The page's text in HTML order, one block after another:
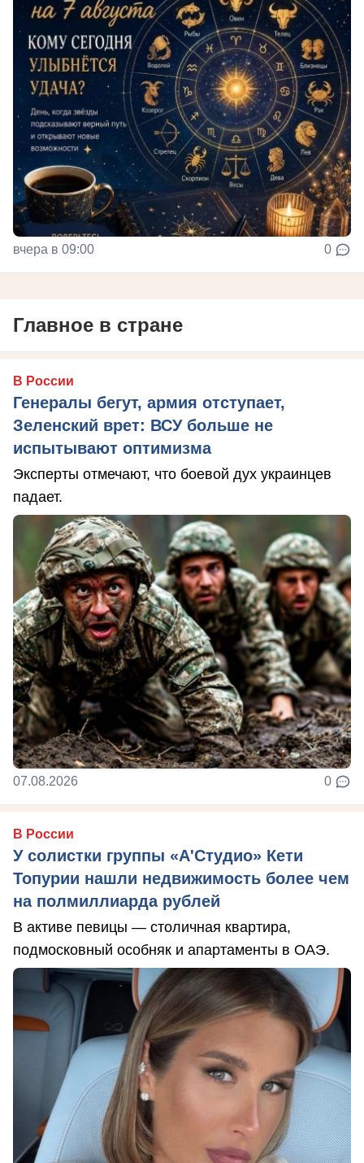
вчера в 09:00 0
Главное в стране
В России
Генералы бегут, армия отступает,
Зеленский врет: ВСУ больше не
испытывают оптимизма
Эксперты отмечают, что боевой дух украинцев
падает.
07.08.2026 0
В России
У солистки группы «А'Студио» Кети
Топурии нашли недвижимость более чем
на полмиллиарда рублей
В активе певицы — столичная квартира,
подмосковный особняк и апартаменты в ОАЭ.